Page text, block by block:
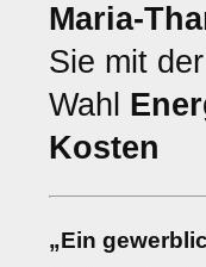
Maria-
Sie mit
Wahl
Kosten
„Ein